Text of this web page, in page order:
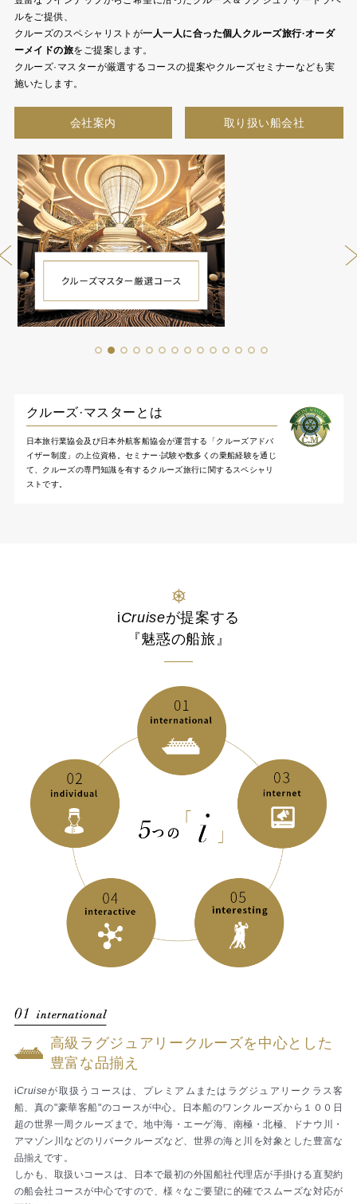
ルをご提供、
クルーズのスペシャリストが一人一人に合った個人クルーズ旅行·オーダ
ーメイドの旅をご提案します。
クルーズ·マスターが厳選するコースの提案やクルーズセミナーなども実
施いたします。
会社案内 取り扱い船会社
1 2 3 4 5 6 7 8 9 10 11 12 13 14
クルーズ·マスターとは
日本旅行業協会及び日本外航客船協会が運営する「クルーズアドバ
イザー制度」の上位資格。セミナー·試験や数多くの乗船経験を通じ
て、クルーズの専門知識を有するクルーズ旅行に関するスペシャリ
ストです。
iCruiseが提案する
『魅惑の船旅』
高級ラグジュアリークルーズを中心とした
豊富な品揃え
iCruiseが取扱うコースは、プレミアムまたはラグジュアリークラス客
船、真の"豪華客船"のコースが中心。日本船のワンクルーズから１００日
超の世界一周クルーズまで。地中海・エーゲ海、南極・北極、ドナウ川・
アマゾン川などのリバークルーズなど、世界の海と川を対象とした豊富な
品揃えです。
しかも、取扱いコースは、日本で最初の外国船社代理店が手掛ける直契約
の船会社コースが中心ですので、様々なご要望に的確でスムーズな対応が